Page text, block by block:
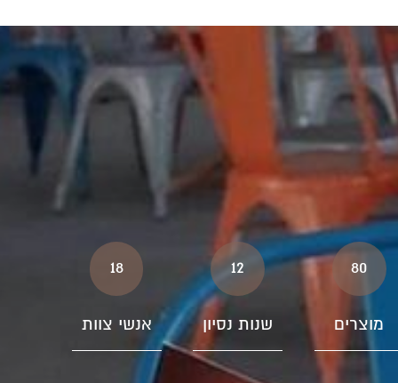
80
מוצרים
12
שנות נסיון
18
אנשי צוות